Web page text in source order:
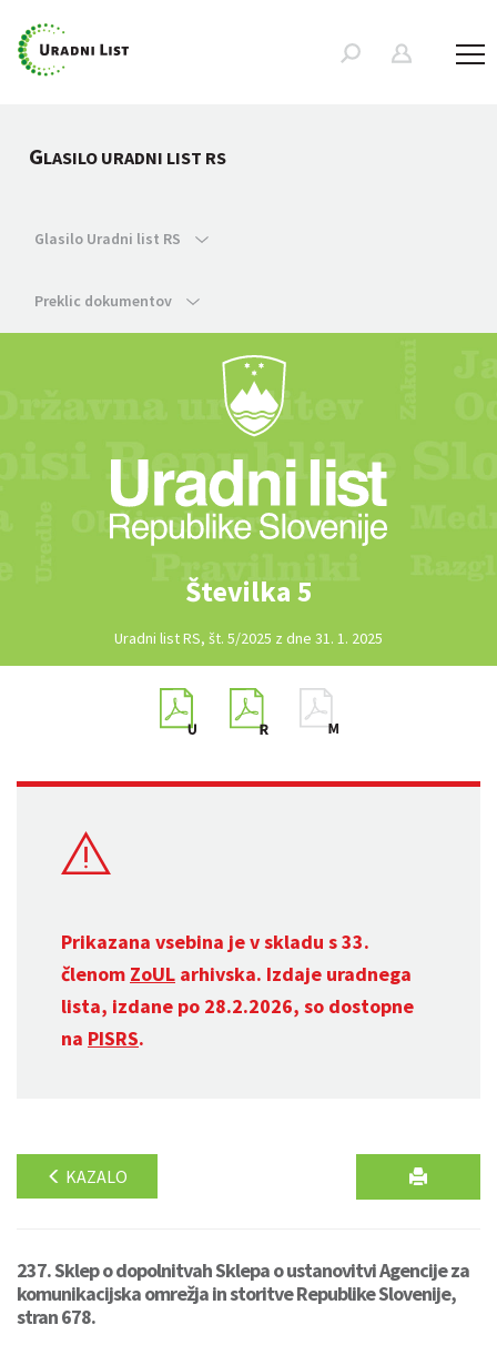
GLASILO URADNI LIST RS
Glasilo Uradni list RS
Preklic dokumentov
Številka 5
Uradni list RS, št. 5/2025 z dne 31. 1. 2025
Prikazana vsebina je v skladu s 33.
členom ZoUL arhivska. Izdaje uradnega
lista, izdane po 28.2.2026, so dostopne
na PISRS.
KAZALO
237. Sklep o dopolnitvah Sklepa o ustanovitvi Agencije za
komunikacijska omrežja in storitve Republike Slovenije,
stran 678.